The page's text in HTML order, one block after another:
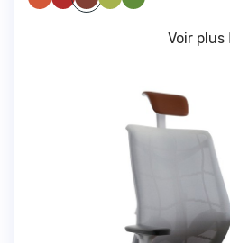
Voir plus